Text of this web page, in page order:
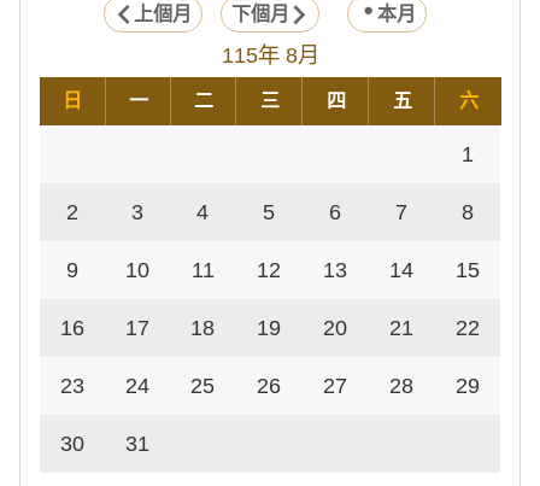
上個月 下個月 本月
115年 8月
日 一 二 三 四 五 六
1
2 3 4 5 6 7 8
9 10 11 12 13 14 15
16 17 18 19 20 21 22
23 24 25 26 27 28 29
30 31